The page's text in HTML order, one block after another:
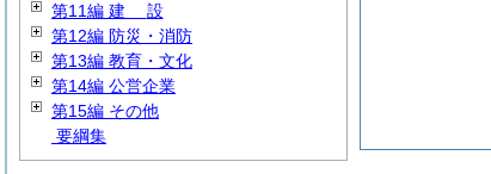
第11編 建 設
第12編 防災・消防
第13編 教育・文化
第14編 公営企業
第15編 その他
要綱集